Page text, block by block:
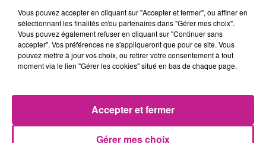
Server.
- Connaissances en Active Directory, GPO, gestion des
comptes et droits.
- Bonne maîtrise des suites collaboratives (Microsoft 365,
Teams, Outlook, SharePoint).
VPN).
- Doté(e) d'une très bonne capacité d'écoute vous avez le
sens du service client
Vous pouvez accepter en cliquant sur "Accepter et fermer", ou affiner en
sélectionnant les finalités et/ou partenaires dans "Gérer mes choix".
Vous pouvez également refuser en cliquant sur "Continuer sans
accepter". Vos préférences ne s'appliqueront que pour ce site. Vous
pouvez mettre à jour vos choix, ou retirer votre consentement à tout
moment via le lien "Gérer les cookies" situé en bas de chaque page.
Gérer mes choix
Accepter et fermer